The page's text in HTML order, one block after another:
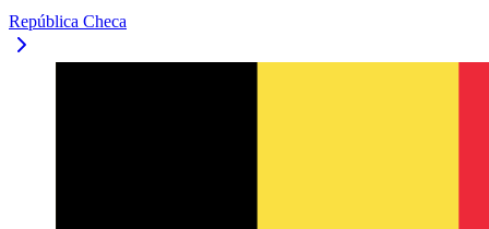
República Checa